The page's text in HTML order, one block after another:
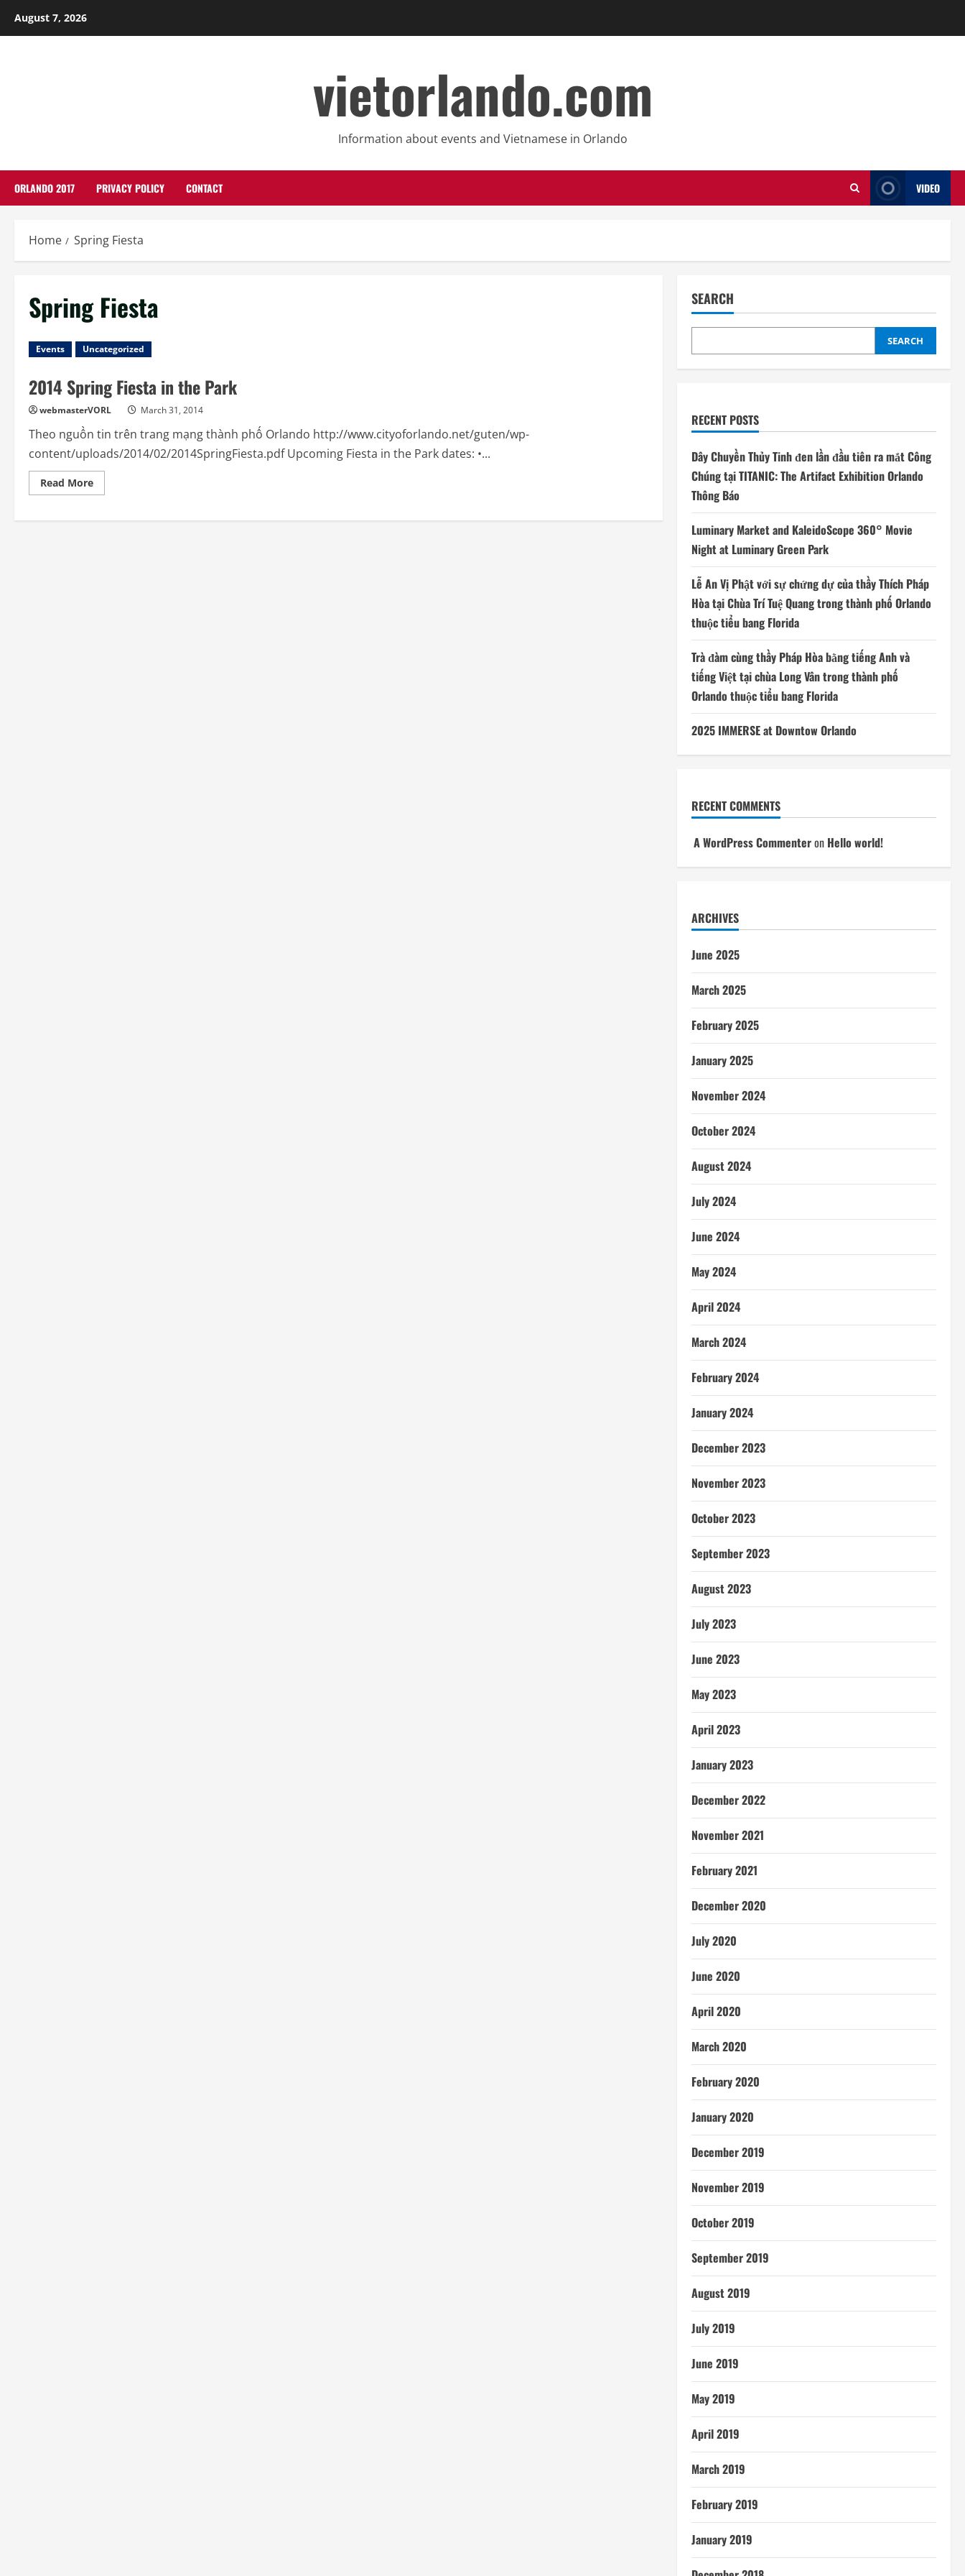
August 7, 2026
vietorlando.com
Information about events and Vietnamese in Orlando
ORLANDO 2017 PRIVACY POLICY CONTACT VIDEO
Home Spring Fiesta
Spring Fiesta
Events Uncategorized
2014 Spring Fiesta in the Park
webmasterVORL March 31, 2014
Theo nguồn tin trên trang mạng thành phố Orlando http://www.cityoforlando.net/guten/wp-
content/uploads/2014/02/2014SpringFiesta.pdf Upcoming Fiesta in the Park dates: •...
Read MoreRead
more
Spring
SEARCH
SEARCH
RECENT POSTS
Dây Chuyền Thủy Tinh đen lần đầu tiên ra mắt Công
Chúng tại TITANIC: The Artifact Exhibition Orlando
Thông Báo
Luminary Market and KaleidoScope 360° Movie
Night at Luminary Green Park
Lễ An Vị Phật với sự chứng dự của thầy Thích Pháp
Hòa tại Chùa Trí Tuệ Quang trong thành phố Orlando
thuộc tiểu bang Florida
Trà đàm cùng thầy Pháp Hòa bằng tiếng Anh và
tiếng Việt tại chùa Long Vân trong thành phố
Orlando thuộc tiểu bang Florida
2025 IMMERSE at Downtow Orlando
RECENT COMMENTS
A WordPress Commenteron Hello world!
ARCHIVES
June 2025
March 2025
February 2025
January 2025
November 2024
October 2024
August 2024
July 2024
June 2024
May 2024
April 2024
March 2024
February 2024
January 2024
December 2023
November 2023
October 2023
September 2023
August 2023
July 2023
June 2023
May 2023
April 2023
January 2023
December 2022
November 2021
February 2021
December 2020
July 2020
June 2020
April 2020
March 2020
February 2020
January 2020
December 2019
November 2019
October 2019
September 2019
August 2019
July 2019
June 2019
May 2019
April 2019
March 2019
February 2019
January 2019